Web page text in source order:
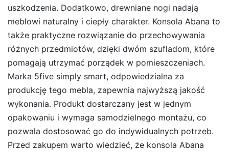
uszkodzenia. Dodatkowo, drewniane nogi nadają
meblowi naturalny i ciepły charakter. Konsola Abana to
także praktyczne rozwiązanie do przechowywania
różnych przedmiotów, dzięki dwóm szufladom, które
pomagają utrzymać porządek w pomieszczeniach.
Marka 5five simply smart, odpowiedzialna za
produkcję tego mebla, zapewnia najwyższą jakość
wykonania. Produkt dostarczany jest w jednym
opakowaniu i wymaga samodzielnego montażu, co
pozwala dostosować go do indywidualnych potrzeb.
Przed zakupem warto wiedzieć, że konsola Abana